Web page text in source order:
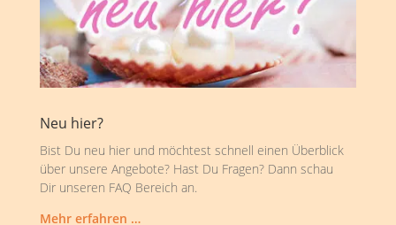
Neu hier?
Bist Du neu hier und möchtest schnell einen Überblick
über unsere Angebote? Hast Du Fragen? Dann schau
Dir unseren FAQ Bereich an.
Mehr erfahren …